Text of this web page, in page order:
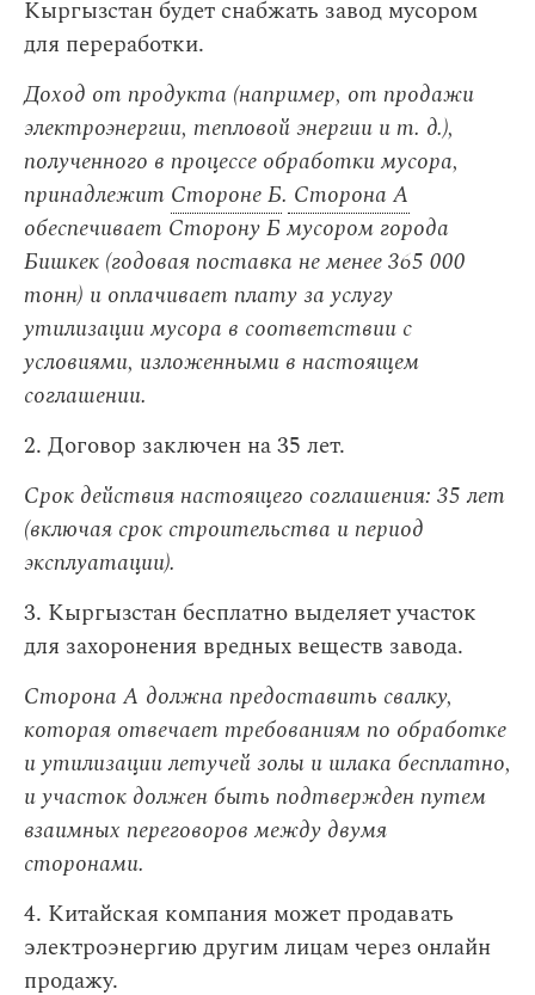
Кыргызстан будет снабжать завод мусором
для переработки.
Доход от продукта (например, от продажи
электроэнергии, тепловой энергии и т. д.),
полученного в процессе обработки мусора,
принадлежит Стороне Б. Сторона А
обеспечивает Сторону Б мусором города
Бишкек (годовая поставка не менее 365 000
тонн) и оплачивает плату за услугу
утилизации мусора в соответствии с
условиями, изложенными в настоящем
соглашении.
2. Договор заключен на 35 лет.
Срок действия настоящего соглашения: 35 лет
(включая срок строительства и период
эксплуатации).
3. Кыргызстан бесплатно выделяет участок
для захоронения вредных веществ завода.
Сторона А должна предоставить свалку,
которая отвечает требованиям по обработке
и утилизации летучей золы и шлака бесплатно,
и участок должен быть подтвержден путем
взаимных переговоров между двумя
сторонами.
4. Китайская компания может продавать
электроэнергию другим лицам через онлайн
продажу.